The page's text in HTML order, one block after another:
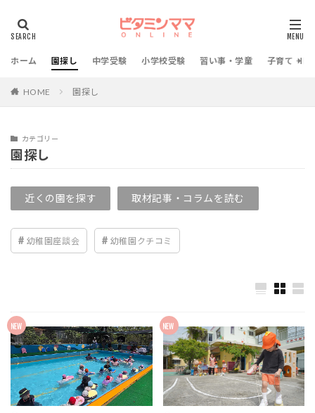
ホーム 園探し 中学受験 小学校受験 習い事・学童 子育て・教
HOME 園探し
カテゴリー
園探し
近くの園を探す 取材記事・コラムを読む
幼稚園座談会 幼稚園クチコミ